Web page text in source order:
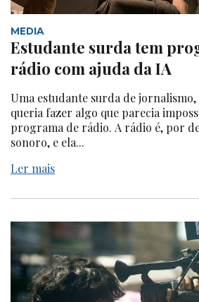
MEDIA
Estudante surda tem
rádio com ajuda da IA
Uma estudante surda de
queria fazer algo que parecia
programa de rádio. A rádio é, por
sonoro, e ela...
Ler mais